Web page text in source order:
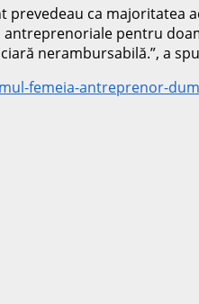
prevedeau ca
antreprenoriale pentru
nerambursabilă.”, a
femeia-antreprenor-